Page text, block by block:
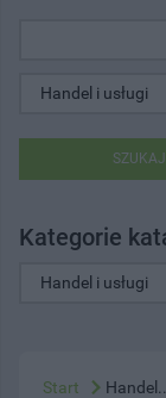
SZUKAJ
Kategorie
Start Handel...